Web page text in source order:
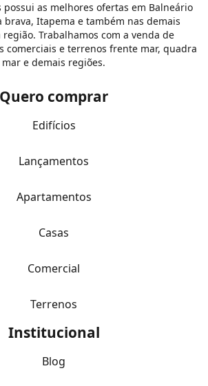
possui as melhores ofertas em Balneário
brava, Itapema e também nas demais
Trabalhamos com a venda de
comerciais e terrenos frente mar, quadra
mar e demais regiões.
Quero comprar
Edifícios
Lançamentos
Apartamentos
Casas
Comercial
Terrenos
Institucional
Blog